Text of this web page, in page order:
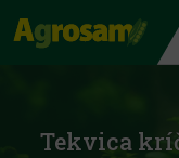
Jump
to
Tekvica